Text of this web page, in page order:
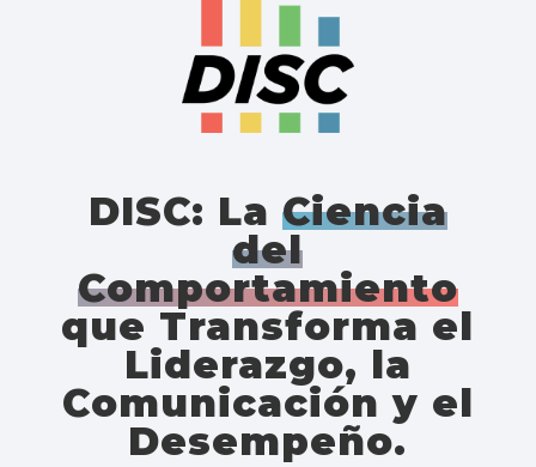
DISC: La Ciencia
del
Comportamiento
que Transforma el
Liderazgo, la
Comunicación y el
Desempeño.